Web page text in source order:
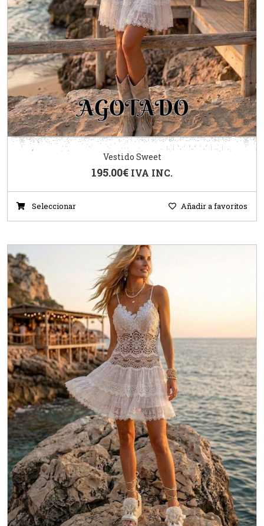
Vestido Sweet
195.00€ IVA INC.
Seleccionar Añadir a favoritos